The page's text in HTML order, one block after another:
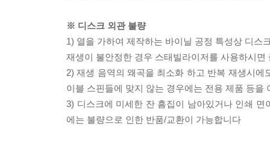
※ 디스크 외관 불량
1) 열을 가하여 제작하는 바이닐 공정 특성상 디스
재생이 불안정한 경우 스태빌라이저를 사용하시
2) 재생 음역의 왜곡을 최소화 하고 반복 재생시
이블 스핀들에 맞지 않는 경우에는 전용 제품 등
3) 디스크에 미세한 잔 흠집이 남아있거나 인쇄
에는 불량으로 인한 반품/교환이 가능합니다